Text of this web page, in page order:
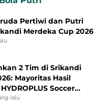
Pertiwi dan Putri
Merdeka Cup 2026
2 Tim di Srikandi
Mayoritas Hasil
Soccer
lalu